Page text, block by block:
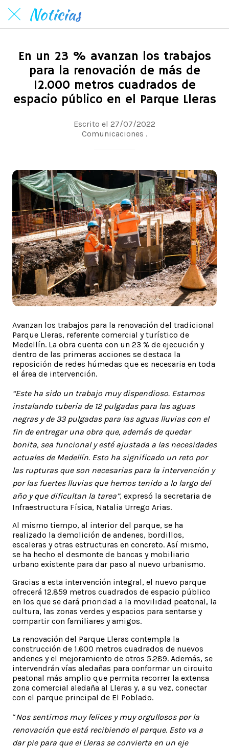
Noticias
En un 23 % avanzan los trabajos
para la renovación de más de
12.000 metros cuadrados de
espacio público en el Parque Lleras
Escrito el 27/07/2022
Comunicaciones .
Avanzan los trabajos para la renovación del tradicional
Parque Lleras, referente comercial y turístico de
Medellín. La obra cuenta con un 23 % de ejecución y
dentro de las primeras acciones se destaca la
reposición de redes húmedas que es necesaria en toda
el área de intervención.
“Este ha sido un trabajo muy dispendioso. Estamos
instalando tubería de 12 pulgadas para las aguas
negras y de 33 pulgadas para las aguas lluvias con el
fin de entregar una obra que, además de quedar
bonita, sea funcional y esté ajustada a las necesidades
actuales de Medellín. Esto ha significado un reto por
las rupturas que son necesarias para la intervención y
por las fuertes lluvias que hemos tenido a lo largo del
año y que dificultan la tarea”, expresó la secretaria de
Infraestructura Física, Natalia Urrego Arias.
Al mismo tiempo, al interior del parque, se ha
realizado la demolición de andenes, bordillos,
escaleras y otras estructuras en concreto. Así mismo,
se ha hecho el desmonte de bancas y mobiliario
urbano existente para dar paso al nuevo urbanismo.
Gracias a esta intervención integral, el nuevo parque
ofrecerá 12.859 metros cuadrados de espacio público
en los que se dará prioridad a la movilidad peatonal, la
cultura, las zonas verdes y espacios para sentarse y
compartir con familiares y amigos.
La renovación del Parque Lleras contempla la
construcción de 1.600 metros cuadrados de nuevos
andenes y el mejoramiento de otros 5.289. Además, se
intervendrán vías aledañas para conformar un circuito
peatonal más amplio que permita recorrer la extensa
zona comercial aledaña al Lleras y, a su vez, conectar
con el parque principal de El Poblado.
“Nos sentimos muy felices y muy orgullosos por la
renovación que está recibiendo el parque. Esto va a
dar pie para que el Lleras se convierta en un eje